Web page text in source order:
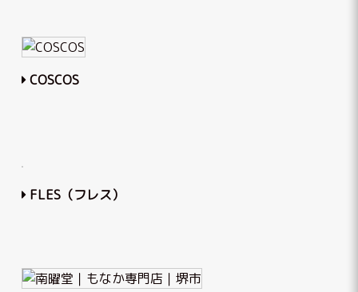
COSCOS
FLES（フレス）